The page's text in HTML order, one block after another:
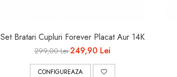
Set Bratari Cupluri Forever Placat Aur 14K
299,00 Lei249,90 Lei
CONFIGUREAZA